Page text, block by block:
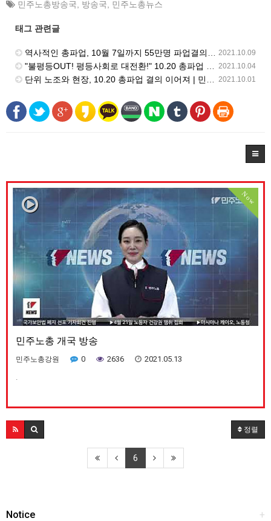
민주노총방송국 방송국 민주노총뉴스
태그 관련글
2021.10.09
역사적인 총파업, 10월 7일까지 55만명 파업결의 | 민주노총 뉴스 | 2021.10.08
2021.10.04
"불평등OUT! 평등사회로 대전환!" 10.20 총파업 결의대회 열려 | 민주노총 뉴스 | 2021.10.01
2021.10.01
단위 노조와 현장, 10.20 총파업 결의 이어져 | 민주노총 뉴스 | 2021.9.17
Now
민주노총 개국 방송
민주노총강원 0 2636 2021.05.13
.
정렬
6
+
Notice